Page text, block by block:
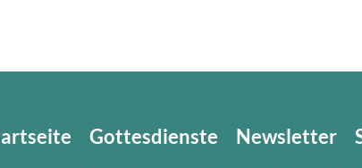
Gottesdienste Newsletter